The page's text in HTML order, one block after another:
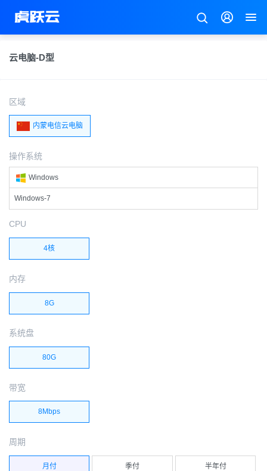
云电脑-D型
区域
内蒙电信云电脑
操作系统
Windows
Windows-7
CPU
4核
内存
8G
系统盘
80G
带宽
8Mbps
周期
月付 季付 半年付